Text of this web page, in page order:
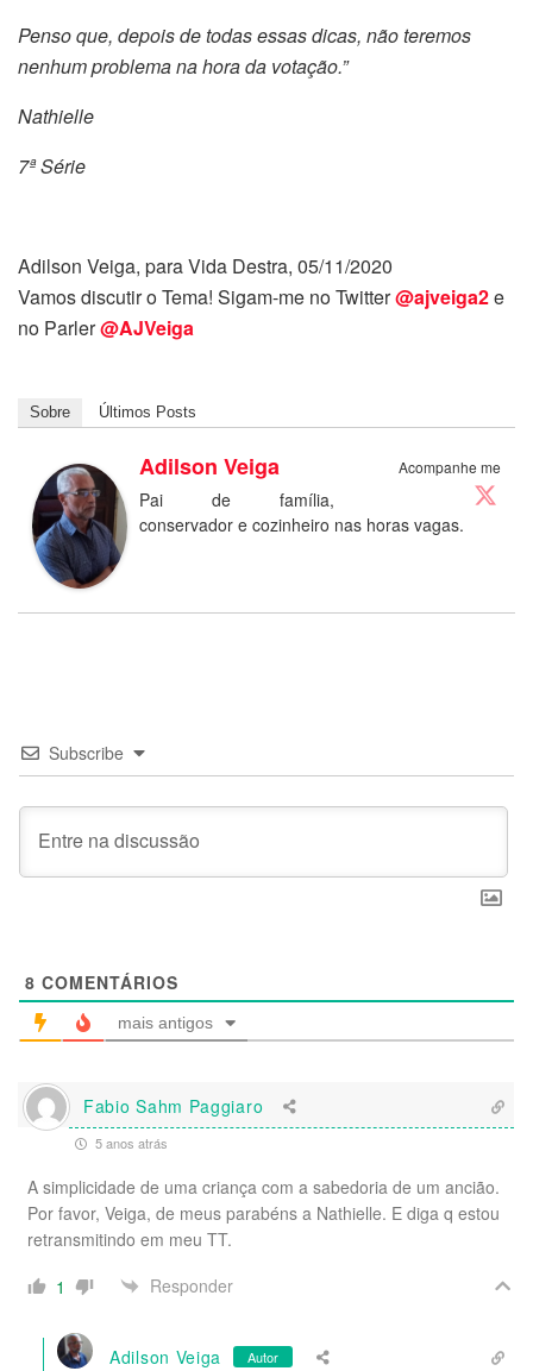
Penso que, depois de todas essas dicas, não teremos
nenhum problema na hora da votação.”
Nathielle
7ª Série
Adilson Veiga, para Vida Destra, 05/11/2020
Vamos discutir o Tema! Sigam-me no Twitter@ajveiga2e
no Parler@AJVeiga
Sobre Últimos Posts
Acompanhe me
Adilson Veiga
Pai de família,
conservador e cozinheiro nas horas vagas.
Subscribe
8 COMENTÁRIOS
mais antigos
Fabio Sahm Paggiaro
5 anos atrás
A simplicidade de uma criança com a sabedoria de um ancião.
Por favor, Veiga, de meus parabéns a Nathielle. E diga q estou
retransmitindo em meu TT.
1
Responder
Adilson Veiga Autor